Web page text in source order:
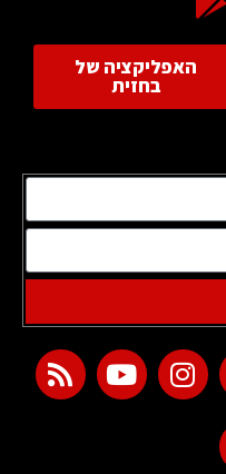
האפליקציה של
בחזית